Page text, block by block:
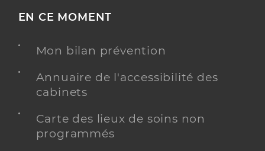
EN CE MOMENT
Mon bilan prévention
Annuaire de l'accessibilité des
cabinets
Carte des lieux de soins non
programmés